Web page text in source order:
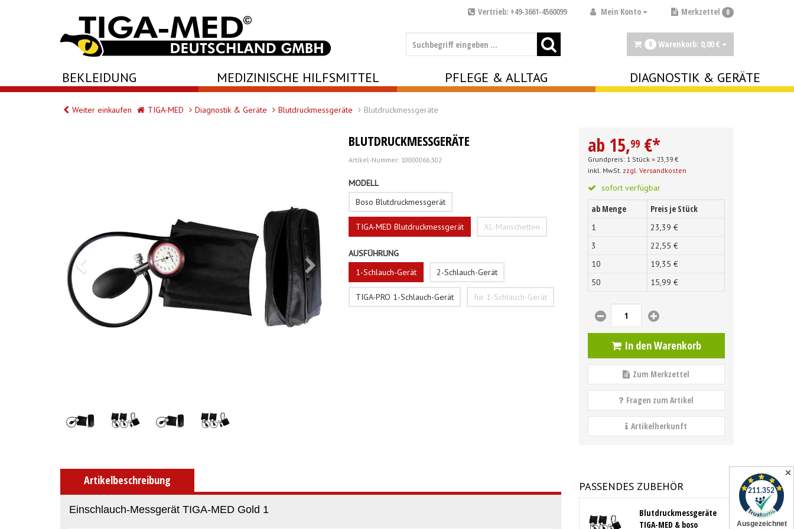
✕
Merkzettel 0
Mein Konto
Vertrieb: +49-3661-4560099
0 Warenkorb: 0,00 €
BEKLEIDUNG MEDIZINISCHE HILFSMITTEL PFLEGE & ALLTAG DIAGNOSTIK & GERÄTE
Weiter einkaufen TIGA-MED Diagnostik & Geräte Blutdruckmessgeräte Blutdruckmessgeräte
BLUTDRUCKMESSGERÄTE
Artikel-Nummer: 10000066;302
MODELL
Boso Blutdruckmessgerät
TIGA-MED Blutdruckmessgerät XL-Manschetten
AUSFÜHRUNG
1-Schlauch-Gerät
2-Schlauch-Gerät
TIGA-PRO 1-Schlauch-Gerät für 1-Schlauch-Gerät
ab 15,99 €*
Grundpreis: 1 Stück = 23,39 €
inkl. MwSt. zzgl. Versandkosten
sofort verfügbar
ab Menge Preis je Stück
1 23,39 €
3
22,55 €
10
19,35 €
50
15,99 €
In den Warenkorb
Zum Merkzettel
Fragen zum Artikel
Artikelherkunft
Artikelbeschreibung
Einschlauch-Messgerät TIGA-MED Gold 1
PASSENDES ZUBEHÖR
Blutdruckmessgeräte
TIGA-MED & boso